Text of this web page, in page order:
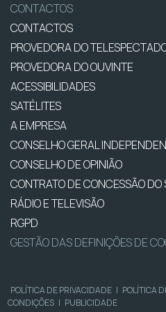
CONTACTOS
CONTACTOS
PROVEDORA DO
PROVEDORA DO OUVINTE
ACESSIBILIDADES
SATÉLITES
A EMPRESA
CONSELHO GERAL
CONSELHO DE OPINIÃO
CONTRATO DE CONCESSÃO DO
RÁDIO E TELEVISÃO
RGPD
GESTÃO DAS DEFINIÇÕES DE
POLÍTICA DE PRIVACIDADE | POLÍTICA
CONDIÇÕES | PUBLICIDADE